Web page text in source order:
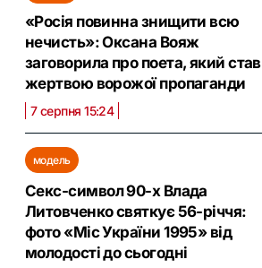
«Росія повинна знищити всю
нечисть»: Оксана Вояж
заговорила про поета, який став
жертвою ворожої пропаганди
7 серпня 15:24
модель
Секс-символ 90-х Влада
Литовченко святкує 56-річчя:
фото «Міс України 1995» від
молодості до сьогодні